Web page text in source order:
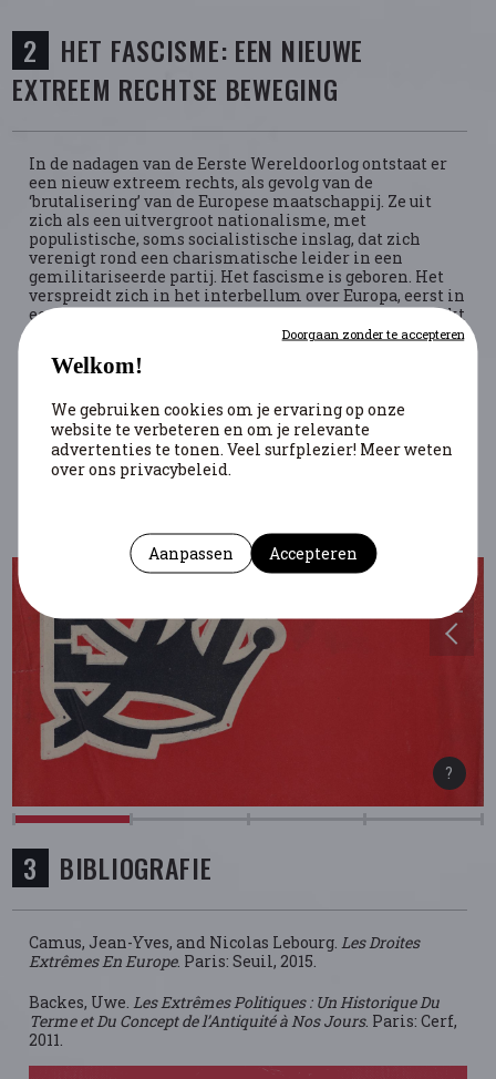
HET FASCISME: EEN NIEUWE
EXTREEM RECHTSE BEWEGING
In de nadagen van de Eerste Wereldoorlog ontstaat er
een nieuw extreem rechts, als gevolg van de
‘brutalisering’ van de Europese maatschappij. Ze uit
zich als een uitvergroot nationalisme, met
populistische, soms socialistische inslag, dat zich
verenigt rond een charismatische leider in een
gemilitariseerde partij. Het fascisme is geboren. Het
verspreidt zich in het interbellum over Europa, eerst in
een Italiaanse en daarna in een Duitse versie. Het drukt
een stevige stempel op deze periode, tot aan de Tweede
Wereldoorlog, wanneer het oppermachtig wordt.
gemarginaliseerd, tot een vierde golf van extreem
rechts, met name populistisch of nationalistisch,
tegenwoordig door Europa trekt. Net zoals vroeger vindt
het voeding in economische crisissen en in
BIBLIOGRAFIE
Camus, Jean-Yves, and Nicolas Lebourg. Les Droites
Extrêmes En Europe. Paris: Seuil, 2015.
Backes, Uwe. Les Extrêmes Politiques : Un Historique Du
Terme et Du Concept de l’Antiquité à Nos Jours. Paris: Cerf,
2011.
Welkom!
We gebruiken cookies om je ervaring op onze
website te verbeteren en om je relevante
advertenties te tonen. Veel surfplezier! Meer weten
over ons privacybeleid.
Aanpassen Accepteren
Doorgaan zonder te accepteren